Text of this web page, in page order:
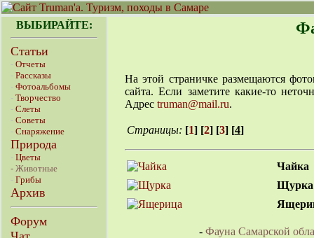
ВЫБИРАЙТЕ:
Статьи
- Отчеты
- Рассказы
- Фотоальбомы
- Творчество
- Слеты
- Советы
- Снаряжение
Природа
- Цветы
- Животные
- Грибы
Архив
Форум
На этой страничке размещаются
сайта. Если заметите какие-то
Адрес truman@mail.ru.
Страницы: [1] [2] [3] [4]
Чайка
Щурка
- Фауна Самарской